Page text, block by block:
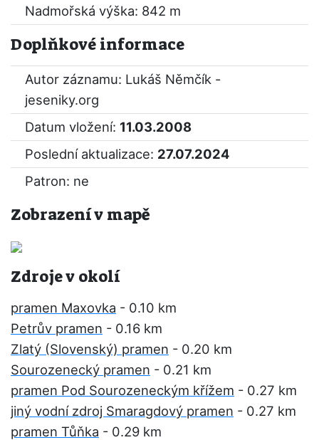
Nadmořská výška: 842 m
Doplňkové informace
Autor záznamu: Lukáš Němčík -
jeseniky.org
Datum vložení: 11.03.2008
Poslední aktualizace: 27.07.2024
Patron: ne
Zobrazení v mapě
Zdroje v okolí
pramen Maxovka - 0.10 km
Petrův pramen - 0.16 km
Zlatý (Slovenský) pramen - 0.20 km
Sourozenecký pramen - 0.21 km
pramen Pod Sourozeneckým křížem - 0.27 km
jiný vodní zdroj Smaragdový pramen - 0.27 km
pramen Tůňka - 0.29 km